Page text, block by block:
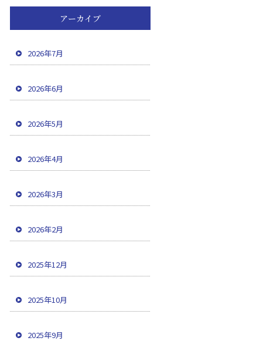
アーカイブ
2026年7月
2026年6月
2026年5月
2026年4月
2026年3月
2026年2月
2025年12月
2025年10月
2025年9月